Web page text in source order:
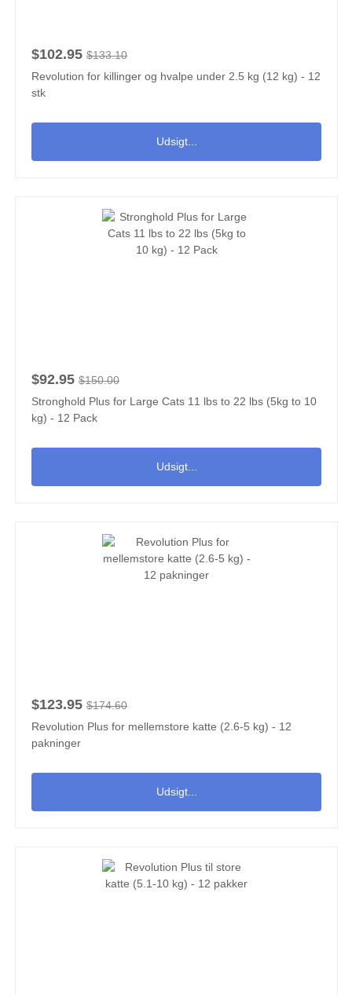
$102.95 $133.10
Revolution for killinger og hvalpe under 2.5 kg (12 kg) - 12
stk
Udsigt...
$92.95 $150.00
Stronghold Plus for Large Cats 11 lbs to 22 lbs (5kg to 10
kg) - 12 Pack
Udsigt...
$123.95 $174.60
Revolution Plus for mellemstore katte (2.6-5 kg) - 12
pakninger
Udsigt...